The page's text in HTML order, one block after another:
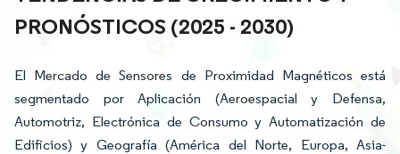
PRONÓSTICOS (2025 - 2030)
El Mercado de Sensores de Proximidad Magnéticos está
segmentado por Aplicación (Aeroespacial y Defensa,
Automotriz, Electrónica de Consumo y Automatización de
Edificios) y Geografía (América del Norte, Europa, Asia-